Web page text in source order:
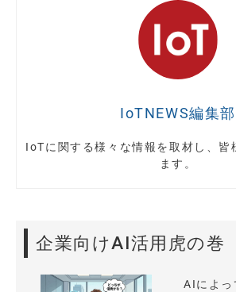
IoTNEWS編集部
IoTに関する様々な情報を取材し、皆
ます。
企業向けAI活用虎の巻
AIによっ